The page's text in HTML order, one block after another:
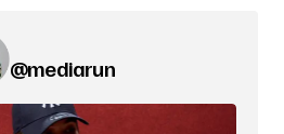
@mediarun